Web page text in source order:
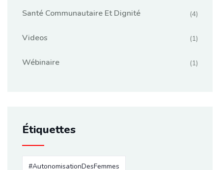
Santé Communautaire Et Dignité (4)
Videos (1)
Wébinaire (1)
Étiquettes
#AutonomisationDesFemmes